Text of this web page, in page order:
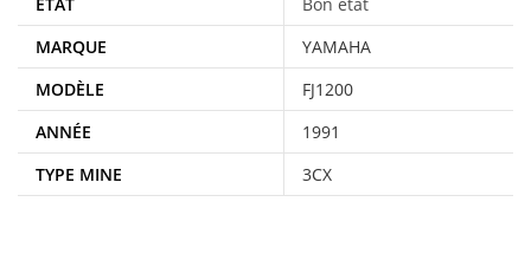
MARQUE
YAMAHA
MODÈLE
FJ1200
ANNÉE
1991
TYPE MINE
3CX